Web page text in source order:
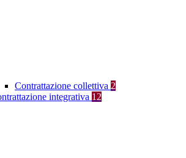
Contrattazione collettiva 2
integrativa 12